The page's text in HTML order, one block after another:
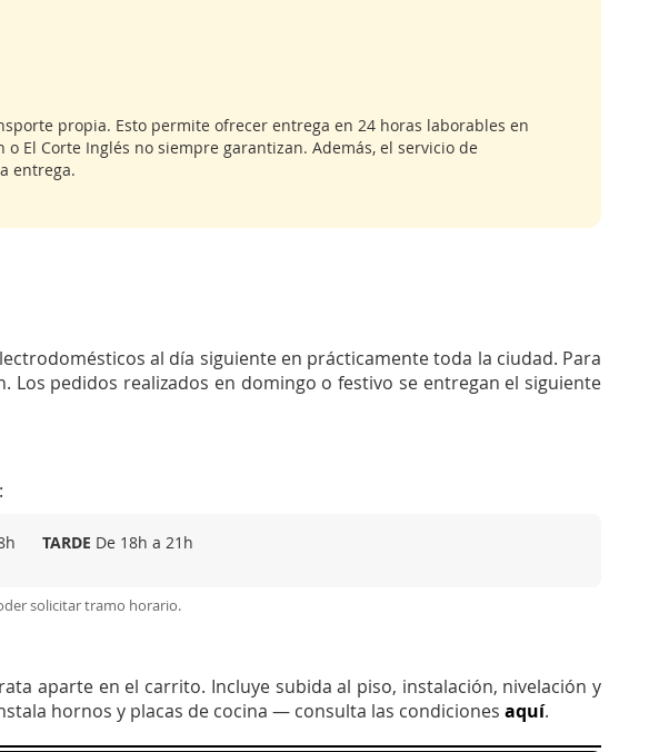
propia. Esto permite ofrecer entrega en 24 horas laborables en
El Corte Inglés no siempre garantizan. Además, el servicio de
entrega.
al día siguiente en prácticamente toda la ciudad. Para
Los pedidos realizados en domingo o festivo se entregan el siguiente
TARDE De 18h a 21h
solicitar tramo horario.
aparte en el carrito. Incluye subida al piso, instalación, nivelación y
hornos y placas de cocina — consulta las condiciones aquí.